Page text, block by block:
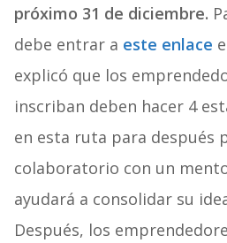
próximo 31 de diciembre.
debe entrar a este enlace
explicó que los
inscriban deben hacer 4
en esta ruta para después
colaboratorio con un
ayudará a consolidar su
Después, los